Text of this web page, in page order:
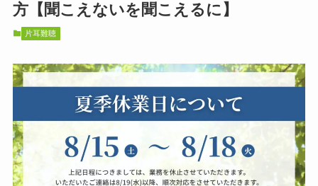
方【聞こえないを聞こえるに】
片耳難聴